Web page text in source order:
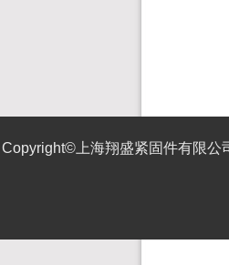
Copyright©上海翔盛紧固件有限公